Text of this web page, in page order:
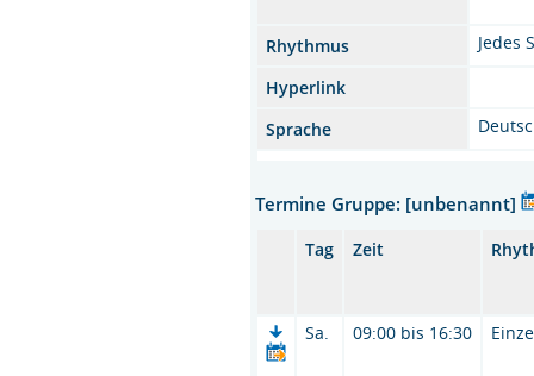
Rhythmus
Jedes
Hyperlink
Sprache
Termine Gruppe: [unbenannt]
Tag Zeit
Sa. 09:00 bis 16:30